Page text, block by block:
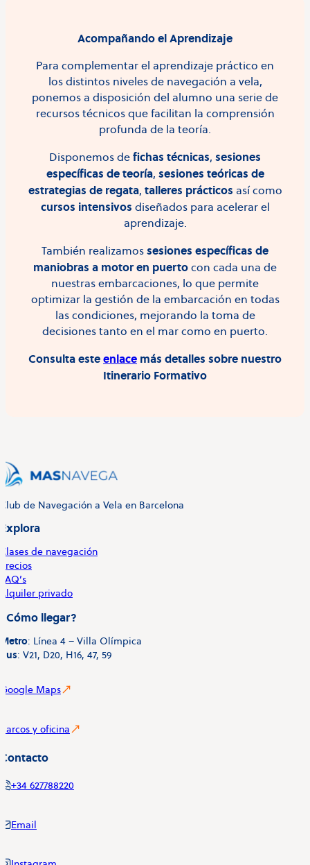
Acompañando el Aprendizaje
Para complementar el aprendizaje práctico en
los distintos niveles de navegación a vela,
ponemos a disposición del alumno una serie de
recursos técnicos que facilitan la comprensión
profunda de la teoría.
Disponemos defichas técnicas, sesiones
específicas de teoría, sesiones teóricas de
estrategias de regata, talleres prácticos así como
cursos intensivos diseñados para acelerar el
aprendizaje.
También realizamossesiones específicas de
maniobras a motor en puertocon cada una de
nuestras embarcaciones, lo que permite
optimizar la gestión de la embarcación en todas
las condiciones, mejorando la toma de
decisiones tanto en el mar como en puerto.
Consulta esteenlace más detalles sobre nuestro
Itinerario Formativo
Club de Navegación a Vela en Barcelona
Explora
Clases de navegación
Precios
FAQ’s
Alquiler privado
¿Cómo llegar?
Metro: Línea 4 – Villa Olímpica
Bus: V21, D20, H16, 47, 59
Google Maps
Barcos y oficina
Contacto
+34 627788220
Email